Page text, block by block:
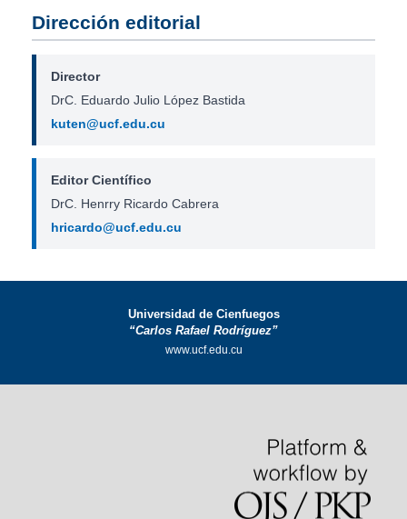
Dirección editorial
Director
DrC. Eduardo Julio López Bastida
kuten@ucf.edu.cu
Editor Científico
DrC. Henrry Ricardo Cabrera
hricardo@ucf.edu.cu
Universidad de Cienfuegos
“Carlos Rafael Rodríguez”
www.ucf.edu.cu